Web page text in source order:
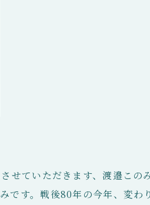
せていただきます、渡邉こ
です。戦後80年の今年、変わ